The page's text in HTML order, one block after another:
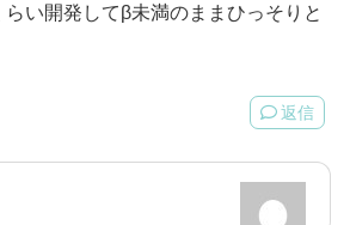
い開発してβ未満のままひっそりと
返信